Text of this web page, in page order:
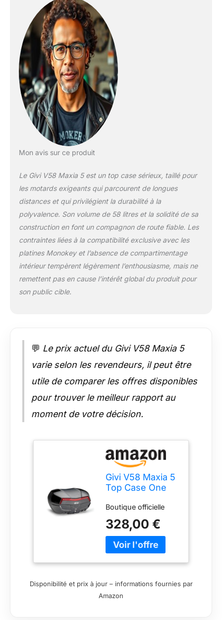
Mon avis sur ce produit
Le Givi V58 Maxia 5 est un top case sérieux, taillé pour
les motards exigeants qui parcourent de longues
distances et qui privilégient la durabilité à la
polyvalence. Son volume de 58 litres et la solidité de sa
construction en font un compagnon de route fiable. Les
contraintes liées à la compatibilité exclusive avec les
platines Monokey et l’absence de compartimentage
intérieur tempèrent légèrement l’enthousiasme, mais ne
remettent pas en cause l’intérêt global du produit pour
son public cible.
💬 Le prix actuel du Givi V58 Maxia 5
varie selon les revendeurs, il peut être
utile de comparer les offres disponibles
pour trouver le meilleur rapport au
moment de votre décision.
Givi V58 Maxia 5
Top Case One
Boutique officielle
328,00 €
Disponibilité et prix à jour – informations fournies par
Amazon